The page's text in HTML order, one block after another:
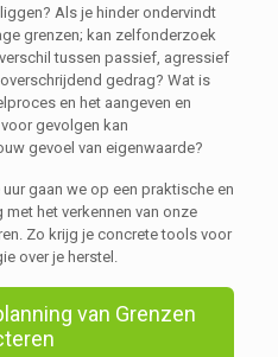
Als je hinder ondervindt
grenzen; kan zelfonderzoek
tussen passief, agressief
gedrag? Wat is
en het aangeven en
gevolgen kan
gevoel van eigenwaarde?
gaan we op een praktische en
het verkennen van onze
Zo krijg je concrete tools voor
over je herstel.
van Grenzen